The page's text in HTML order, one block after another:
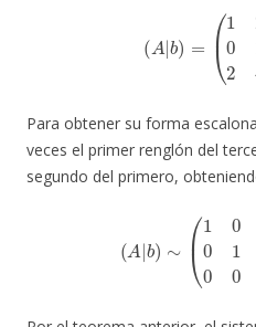
2b
Para obtener su forma
veces el primer renglón del
segundo del primero,
1− b2